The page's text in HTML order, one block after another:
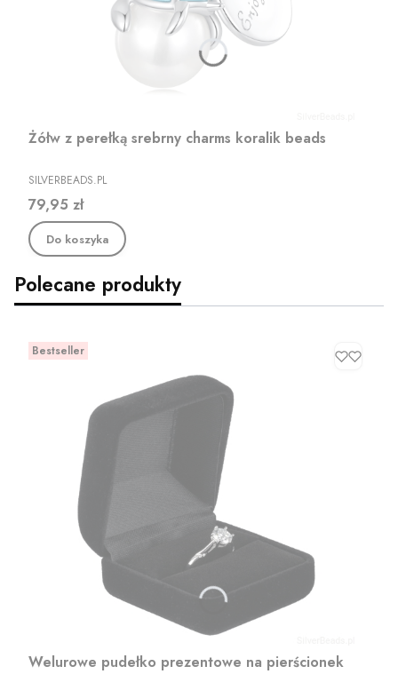
Żółw z perełką srebrny charms koralik beads
PRODUCENT
SILVERBEADS.PL
Cena
79,95 zł
Do koszyka
Polecane produkty
Bestseller
Welurowe pudełko prezentowe na pierścionek